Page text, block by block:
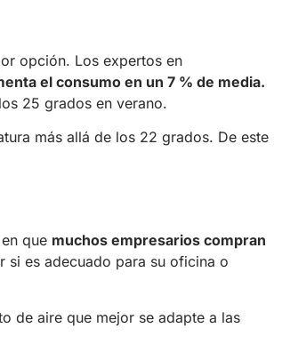
opción. Los expertos en
el consumo en un 7 % de media.
25 grados en verano.
más allá de los 22 grados. De este
que muchos empresarios compran
si es adecuado para su oficina o
de aire que mejor se adapte a las